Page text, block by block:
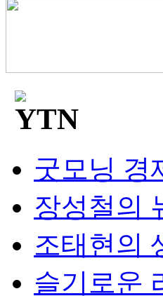
굿모닝 경
장성철의
조태현의
슬기로운